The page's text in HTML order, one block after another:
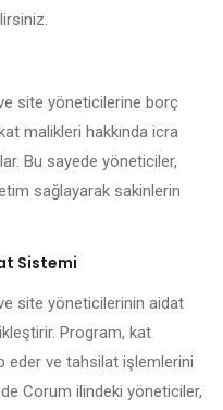
site yöneticilerine borç
malikleri hakkında icra
Bu sayede yöneticiler,
sağlayarak sakinlerin
Sistemi
site yöneticilerinin aidat
Program, kat
eder ve tahsilat işlemlerini
Corum ilindeki yöneticiler,